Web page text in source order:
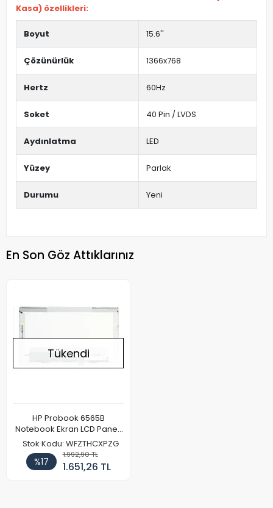
Kasa) özellikleri:
Boyut 15.6''
Çözünürlük 1366x768
Hertz 60Hz
Soket 40 Pin / LVDS
Aydınlatma LED
Yüzey Parlak
Durumu Yeni
En Son Göz Attıklarınız
Tükendi
HP Probook 6565B
Notebook Ekran LCD Paneli
(Kalın Kasa)
Stok Kodu: WFZTHCXPZG
%17
1.992,90 TL
1.651,26 TL